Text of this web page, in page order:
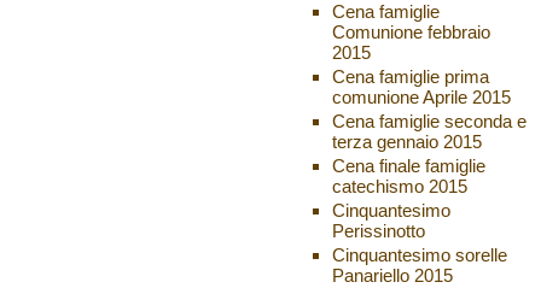
Cena famiglie
Comunione febbraio
2015
Cena famiglie prima
comunione Aprile 2015
Cena famiglie seconda e
terza gennaio 2015
Cena finale famiglie
catechismo 2015
Cinquantesimo
Perissinotto
Cinquantesimo sorelle
Panariello 2015